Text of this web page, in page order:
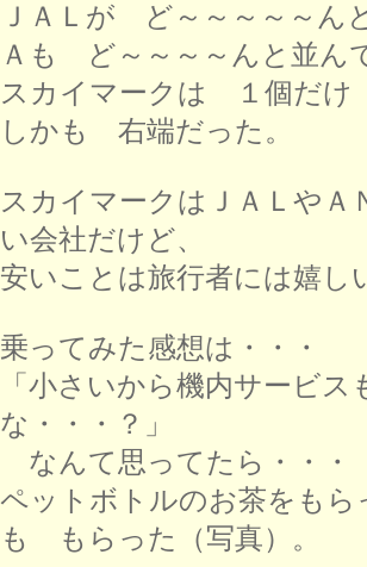
ＪＡＬが ど～～～～～ん
Ａも ど～～～～んと並ん
スカイマークは １個だ
しかも 右端だった。
スカイマークはＪＡＬやＡ
い会社だけど、
安いことは旅行者には嬉し
乗ってみた感想は・・・
「小さいから機内サービ
な・・・？」
なんて思ってたら・・・
ペットボトルのお茶をもら
も もらった（写真）。